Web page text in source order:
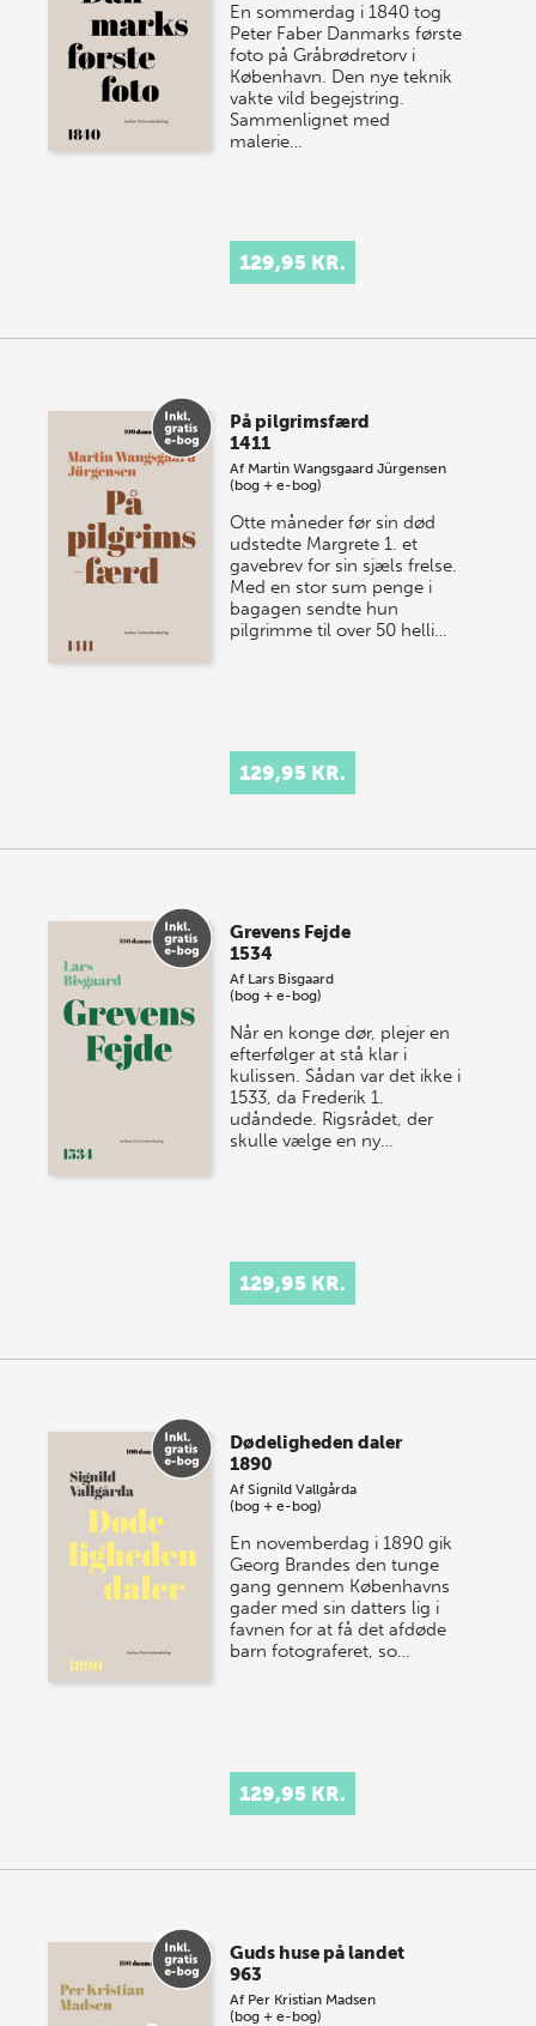
En sommerdag i 1840 tog
Peter Faber Danmarks første
foto på Gråbrødretorv i
København. Den nye teknik
vakte vild begejstring.
Sammenlignet med
malerie…
129,95 KR.
På pilgrimsfærd
1411
Af Martin Wangsgaard Jürgensen
(bog + e-bog)
Otte måneder før sin død
udstedte Margrete 1. et
gavebrev for sin sjæls frelse.
Med en stor sum penge i
bagagen sendte hun
pilgrimme til over 50 helli…
129,95 KR.
Grevens Fejde
1534
Af Lars Bisgaard
(bog + e-bog)
Når en konge dør, plejer en
efterfølger at stå klar i
kulissen. Sådan var det ikke i
1533, da Frederik 1.
udåndede. Rigsrådet, der
skulle vælge en ny…
129,95 KR.
Dødeligheden daler
1890
AfSignild Vallgårda
(bog + e-bog)
En novemberdag i 1890 gik
Georg Brandes den tunge
gang gennem Københavns
gader med sin datters lig i
favnen for at få det afdøde
barn fotograferet, so…
129,95 KR.
Guds huse på landet
963
Af Per Kristian Madsen
(bog + e-bog)